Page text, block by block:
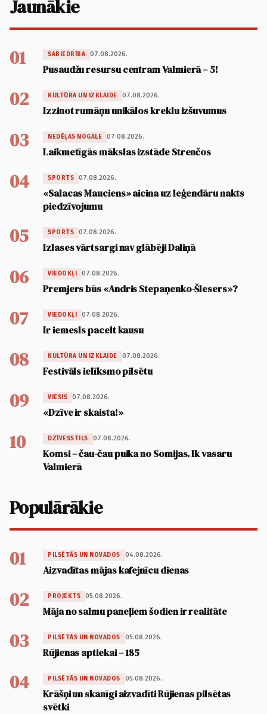
Jaunākie
01 SABIEDRĪBA 07.08.2026.
Pusaudžu resursu centram Valmierā – 5!
02 KULTŪRA UN IZKLAIDE 07.08.2026.
Izzinot rumāņu unikālos kreklu izšuvumus
03 NEDĒĻAS NOGALE 07.08.2026.
Laikmetīgās mākslas izstāde Strenčos
04 SPORTS 07.08.2026.
«Salacas Mauciens» aicina uz leģendāru nakts
piedzīvojumu
05 SPORTS 07.08.2026.
Izlases vārtsargi nav glābēji Daliņā
06 VIEDOKĻI 07.08.2026.
Premjers būs «Andris Stepaņenko-Šlesers»?
07 VIEDOKĻI 07.08.2026.
Ir iemesls pacelt kausu
08 KULTŪRA UN IZKLAIDE 07.08.2026.
Festivāls ielīksmo pilsētu
09 VIESIS 07.08.2026.
«Dzīve ir skaista!»
10 DZĪVESSTILS 07.08.2026.
Komsi – čau-čau puika no Somijas. Ik vasaru
Valmierā
Populārākie
01 PILSĒTĀS UN NOVADOS 04.08.2026.
Aizvadītas mājas kafejnīcu dienas
02 PROJEKTS 05.08.2026.
Māja no salmu paneļiem šodien ir realitāte
03 PILSĒTĀS UN NOVADOS 05.08.2026.
Rūjienas aptiekai – 185
04 PILSĒTĀS UN NOVADOS 05.08.2026.
Krāšņi un skanīgi aizvadīti Rūjienas pilsētas
svētki